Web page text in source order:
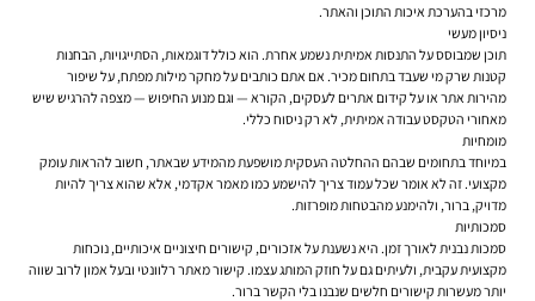
מרכזי בהערכת איכות התוכן והאתר.
ניסיון מעשי
תוכן שמבוסס על התנסות אמיתית נשמע אחרת. הוא כולל דוגמאות, הסתייגויות, הבחנות
קטנות שרק מי שעבד בתחום מכיר. אם אתם כותבים על מחקר מילות מפתח, על שיפור
מהירות אתר או על קידום אתרים לעסקים, הקורא — וגם מנוע החיפוש — מצפה להרגיש שיש
מאחורי הטקסט עבודה אמיתית, לא רק ניסוח כללי.
מומחיות
במיוחד בתחומים שבהם ההחלטה העסקית מושפעת מהמידע שבאתר, חשוב להראות עומק
מקצועי. זה לא אומר שכל עמוד צריך להישמע כמו מאמר אקדמי, אלא שהוא צריך להיות
מדויק, ברור, ולהימנע מהבטחות מופרזות.
סמכותיות
סמכות נבנית לאורך זמן. היא נשענת על אזכורים, קישורים חיצוניים איכותיים, נוכחות
מקצועית עקבית, ולעיתים גם על חוזק המותג עצמו. קישור מאתר רלוונטי ובעל אמון לרוב שווה
יותר מעשרות קישורים חלשים שנבנו בלי הקשר ברור.